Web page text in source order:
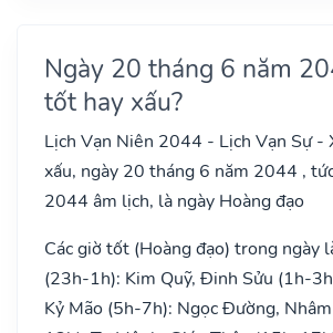
Ngày 20 tháng 6 năm
tốt hay xấu?
Lịch Vạn Niên 2044 - Lịch Vạn Sự -
xấu, ngày 20 tháng 6 năm 2044 ,
2044 âm lịch, là ngày Hoàng đạo
Các giờ tốt (Hoàng đạo) trong ngày
(23h-1h): Kim Quỹ, Đinh Sửu (1h-
Kỷ Mão (5h-7h): Ngọc Đường,